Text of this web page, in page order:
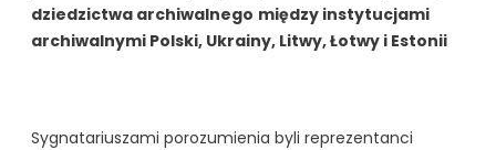
dziedzictwa archiwalnego między instytucjami
archiwalnymi Polski, Ukrainy, Litwy, Łotwy i Estonii
Sygnatariuszami porozumienia byli reprezentanci